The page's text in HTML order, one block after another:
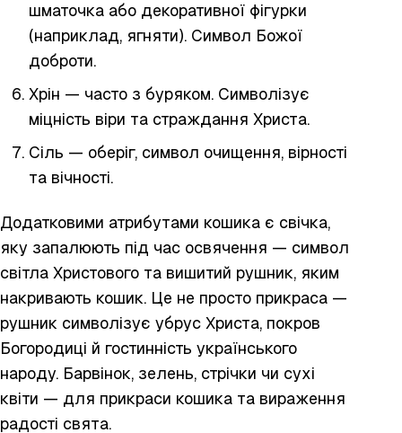
шматочка або декоративної фігурки
(наприклад, ягняти). Символ Божої
доброти.
Хрін — часто з буряком. Символізує
міцність віри та страждання Христа.
Сіль — оберіг, символ очищення, вірності
та вічності.
Додатковими атрибутами кошика є свічка,
яку запалюють під час освячення — символ
світла Христового та вишитий рушник, яким
накривають кошик. Це не просто прикраса —
рушник символізує убрус Христа, покров
Богородиці й гостинність українського
народу. Барвінок, зелень, стрічки чи сухі
квіти — для прикраси кошика та вираження
радості свята.